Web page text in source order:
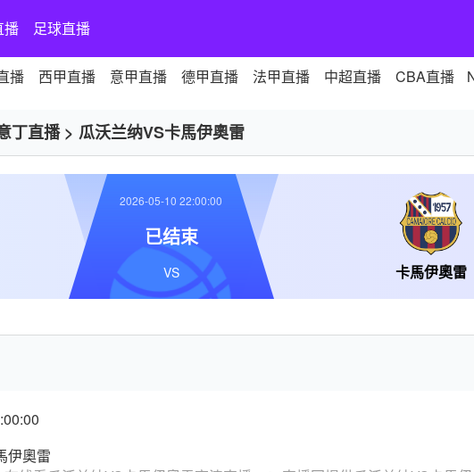
播 足球直播
播 西甲直播 意甲直播 德甲直播 法甲直播 中超直播 CBA直播
丁直播> 瓜沃兰纳VS卡馬伊奧雷
卡馬伊奧雷
2026-05-10 22:00:00
已结束
VS
伊奧雷